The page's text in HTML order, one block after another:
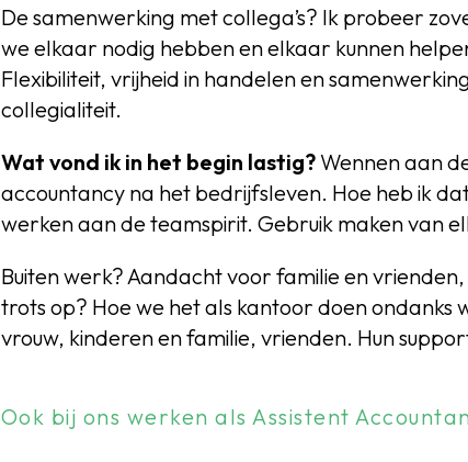
De samenwerking met collega’s? Ik probeer
we elkaar nodig hebben en elkaar kunnen
Flexibiliteit, vrijheid in handelen en
collegialiteit.
Wat vond ik in het begin lastig?Wennen aan
accountancy na het bedrijfsleven. Hoe heb ik
werken aan de teamspirit. Gebruik maken van
Buiten werk? Aandacht voor familie en
trots op? Hoe we het als kantoor doen ondanks
vrouw, kinderen en familie, vrienden. Hun
Ook bij ons werken als Assistent